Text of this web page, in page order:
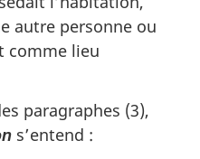
autre personne ou
comme lieu
paragraphes (3),
s’entend :